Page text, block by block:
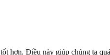
hơn. Điều này giúp chúng ta